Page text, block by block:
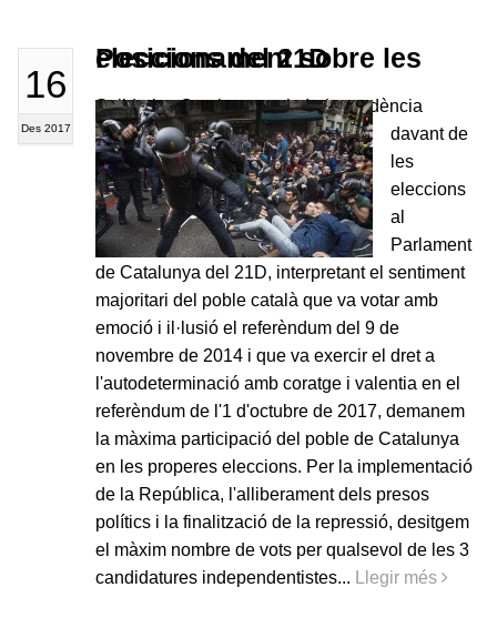
16
Des 2017
Posicionament sobre les eleccions del 21D
Solidaritat Catalana per la Independència
davant de
les
eleccions
al
Parlament
de Catalunya del 21D, interpretant el sentiment
majoritari del poble català que va votar amb
emoció i il·lusió el referèndum del 9 de
novembre de 2014 i que va exercir el dret a
l'autodeterminació amb coratge i valentia en el
referèndum de l'1 d'octubre de 2017, demanem
la màxima participació del poble de Catalunya
en les properes eleccions. Per la implementació
de la República, l'alliberament dels presos
polítics i la finalització de la repressió, desitgem
el màxim nombre de vots per qualsevol de les 3
candidatures independentistes...
Llegir més